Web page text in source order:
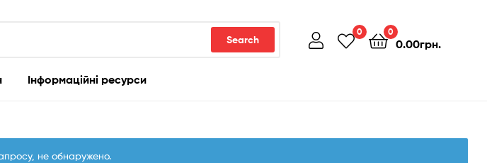
Search
0 0
0.00грн.
Інформаційні ресурси
не обнаружено.